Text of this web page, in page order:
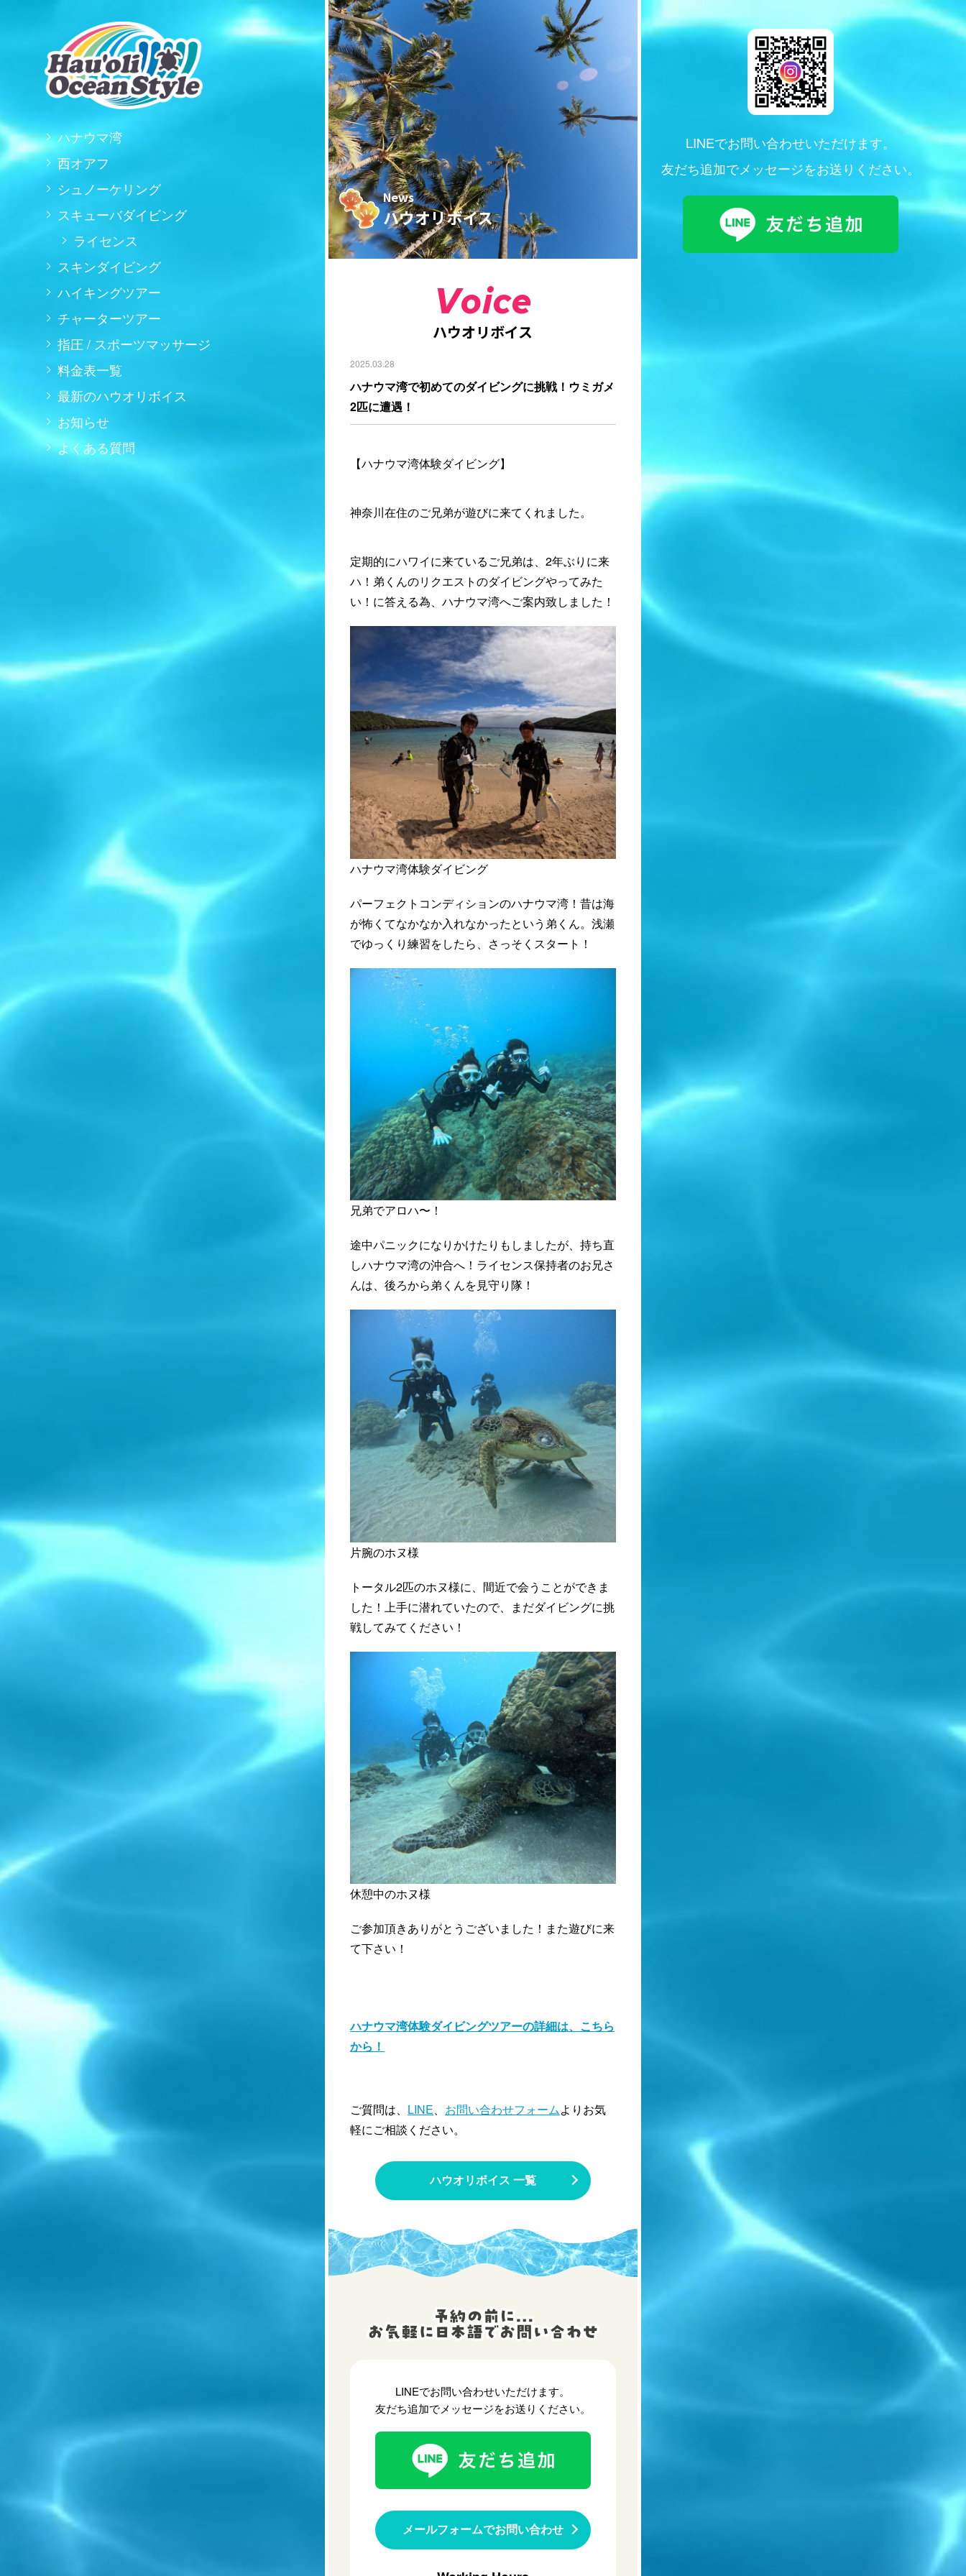
ハナウマ湾
西オアフ
シュノーケリング
スキューバダイビング
ライセンス
スキンダイビング
ハイキングツアー
チャーターツアー
指圧 / スポーツマッサージ
料金表一覧
最新のハウオリボイス
お知らせ
よくある質問
LINEでお問い合わせいただけます。
友だち追加でメッセージをお送りください。
News
ハウオリボイス
Voice
ハウオリボイス
2025.03.28
ハナウマ湾で初めてのダイビングに挑戦！ウミガメ
2匹に遭遇！
【ハナウマ湾体験ダイビング】
神奈川在住のご兄弟が遊びに来てくれました。
定期的にハワイに来ているご兄弟は、2年ぶりに来
ハ！弟くんのリクエストのダイビングやってみた
い！に答える為、ハナウマ湾へご案内致しました！
ハナウマ湾体験ダイビング
パーフェクトコンディションのハナウマ湾！昔は海
が怖くてなかなか入れなかったという弟くん。浅瀬
でゆっくり練習をしたら、さっそくスタート！
兄弟でアロハ〜！
途中パニックになりかけたりもしましたが、持ち直
しハナウマ湾の沖合へ！ライセンス保持者のお兄さ
んは、後ろから弟くんを見守り隊！
片腕のホヌ様
トータル2匹のホヌ様に、間近で会うことができま
した！上手に潜れていたので、まだダイビングに挑
戦してみてください！
休憩中のホヌ様
ご参加頂きありがとうございました！また遊びに来
て下さい！
ハナウマ湾体験ダイビングツアーの詳細は、こちら
から！
ご質問は、 LINE、 お問い合わせフォームよりお気
軽にご相談ください。
ハウオリボイス 一覧
LINEでお問い合わせいただけます。
友だち追加でメッセージをお送りください。
メールフォームでお問い合わせ